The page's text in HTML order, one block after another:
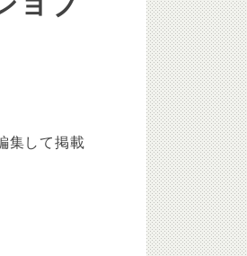
集して掲載